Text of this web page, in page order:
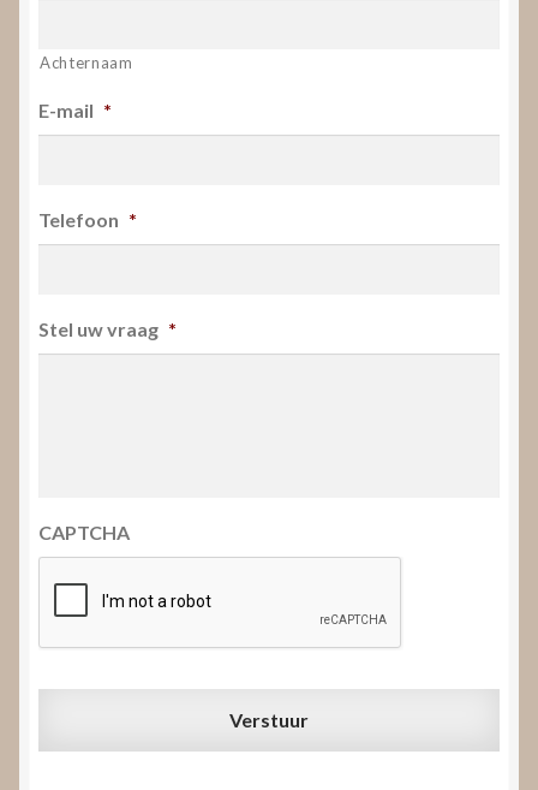
Achternaam
E-mail *
Telefoon *
Stel uw vraag *
CAPTCHA